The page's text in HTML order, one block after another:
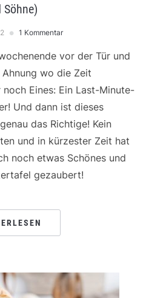
Söhne)
1 Kommentar
vor der Tür und
wo die Zeit
Eines: Ein Last-Minute-
Und dann ist dieses
das Richtige! Kein
und in kürzester Zeit hat
noch etwas Schönes und
gezaubert!